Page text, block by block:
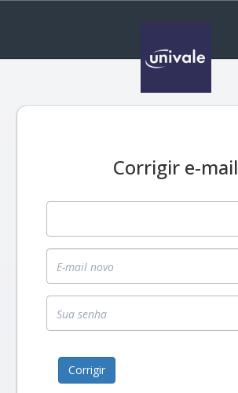
Corrigir e-mail
E-mail antigo
E-mail novo
Sua senha
Corrigir